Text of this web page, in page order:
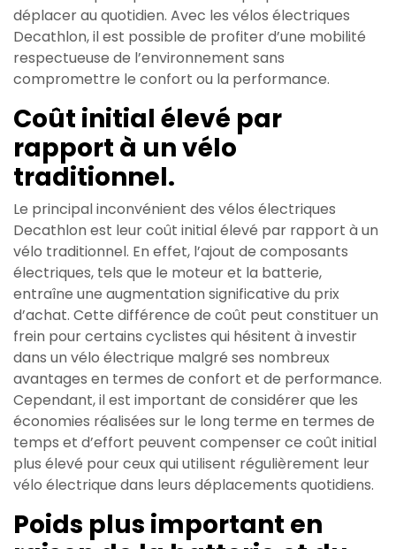
déplacer au quotidien. Avec les vélos électriques
Decathlon, il est possible de profiter d’une mobilité
respectueuse de l’environnement sans
compromettre le confort ou la performance.
Coût initial élevé par
rapport à un vélo
traditionnel.
Le principal inconvénient des vélos électriques
Decathlon est leur coût initial élevé par rapport à un
vélo traditionnel. En effet, l’ajout de composants
électriques, tels que le moteur et la batterie,
entraîne une augmentation significative du prix
d’achat. Cette différence de coût peut constituer un
frein pour certains cyclistes qui hésitent à investir
dans un vélo électrique malgré ses nombreux
avantages en termes de confort et de performance.
Cependant, il est important de considérer que les
économies réalisées sur le long terme en termes de
temps et d’effort peuvent compenser ce coût initial
plus élevé pour ceux qui utilisent régulièrement leur
vélo électrique dans leurs déplacements quotidiens.
Poids plus important en